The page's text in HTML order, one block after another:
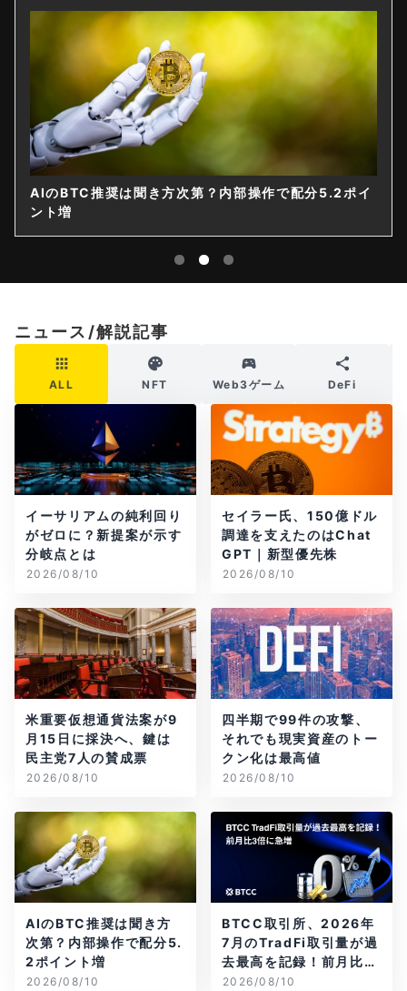
AIのBTC推奨は聞き方次第？内部操作で配分5.2ポイ
ント増
ニュース/解説記事
ALL NFT Web3ゲーム DeFi
イーサリアムの純利回り
がゼロに？新提案が示す
分岐点とは
2026/08/10
セイラー氏、150億ドル
調達を支えたのはChat
GPT｜新型優先株
2026/08/10
米重要仮想通貨法案が9
月15日に採決へ、鍵は
民主党7人の賛成票
2026/08/10
四半期で99件の攻撃、
それでも現実資産のトー
クン化は最高値
2026/08/10
AIのBTC推奨は聞き方
次第？内部操作で配分5.
2ポイント増
2026/08/10
BTCC取引所、2026年
7月のTradFi取引量が過
去最高を記録！前月比3
倍に急増
2026/08/10